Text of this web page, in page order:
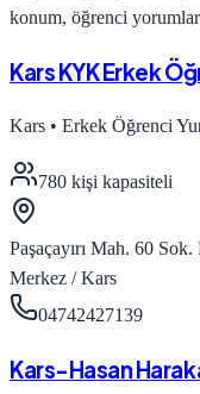
konum, öğrenci
Kars KYK Erkek
Kars • Erkek Öğrenci
780 kişi kapasiteli
Paşaçayırı Mah. 60
Merkez / Kars
04742427139
Kars-Hasan